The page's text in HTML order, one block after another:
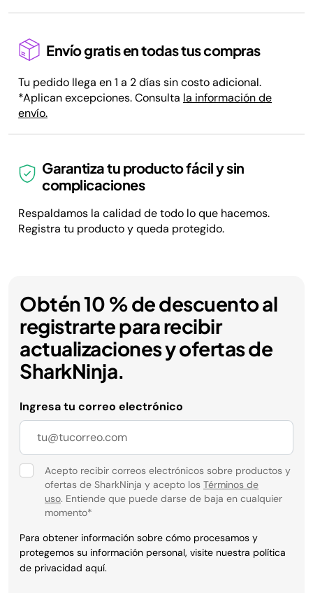
Envío gratis en todas tus compras
Tu pedido llega en 1 a 2 días sin costo adicional.
*Aplican excepciones. Consulta la información de
envío.
Garantiza tu producto fácil y sin
complicaciones
Respaldamos la calidad de todo lo que hacemos.
Registra tu producto y queda protegido.
Obtén 10 % de descuento al
registrarte para recibir
actualizaciones y ofertas de
SharkNinja.
Ingresa tu correo electrónico
Acepto recibir correos electrónicos sobre productos y
ofertas de SharkNinja y acepto los Términos de
uso. Entiende que puede darse de baja en cualquier
momento*
Para obtener información sobre cómo procesamos y
protegemos su información personal, visite nuestra política
de privacidad aquí.